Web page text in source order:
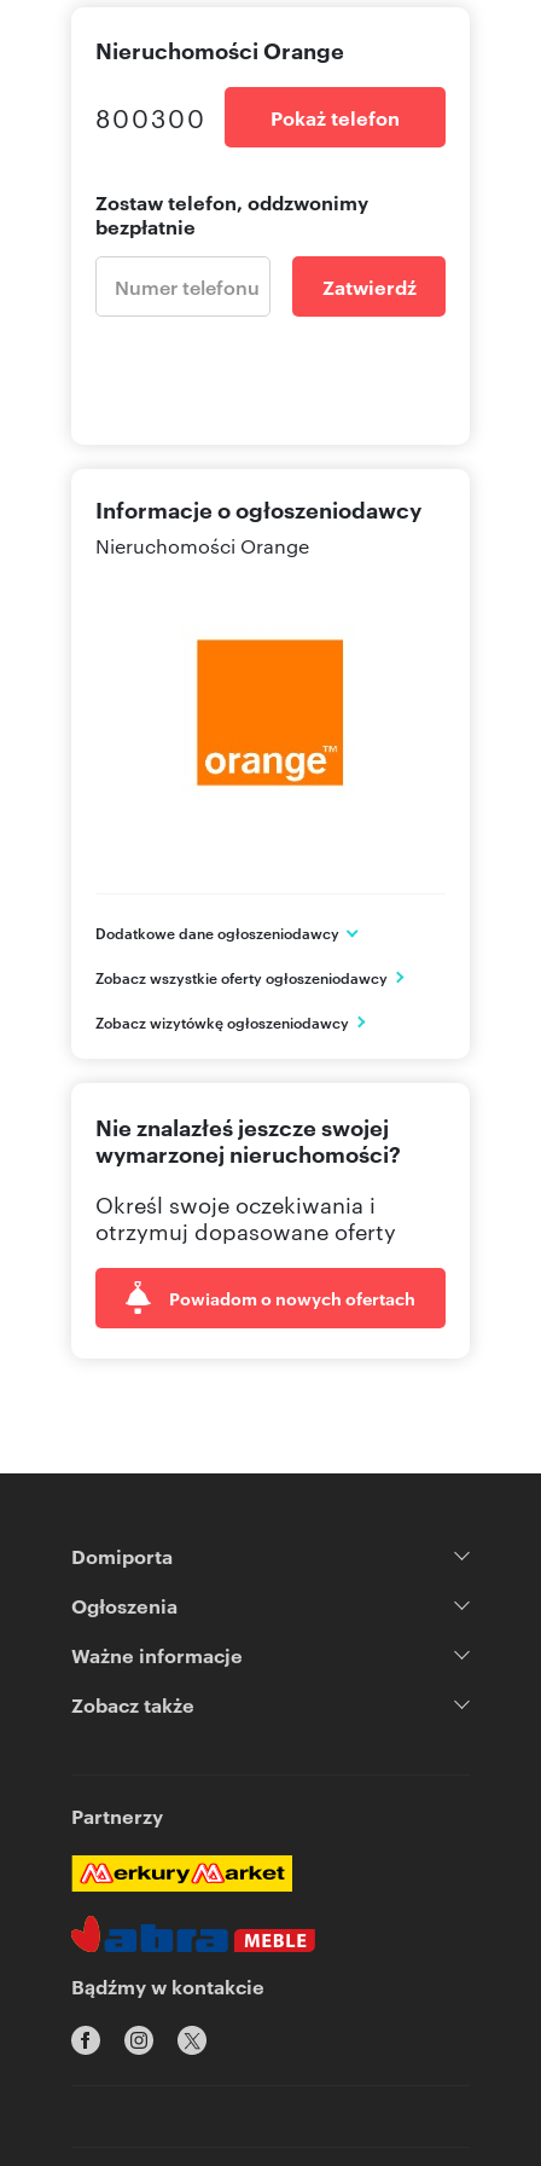
Nieruchomości Orange
800300 Pokaż telefon
Zostaw telefon, oddzwonimy
bezpłatnie
Zatwierdź
Informacje o ogłoszeniodawcy
Nieruchomości Orange
Dodatkowe dane ogłoszeniodawcy
Warszawa
PL
Zobacz wszystkie oferty ogłoszeniodawcy
Zobacz wizytówkę ogłoszeniodawcy
Nie znalazłeś jeszcze swojej
wymarzonej nieruchomości?
Określ swoje oczekiwania i
otrzymuj dopasowane oferty
Powiadom o nowych ofertach
Domiporta
Ogłoszenia
Ważne informacje
Zobacz także
Partnerzy
Bądźmy w kontakcie